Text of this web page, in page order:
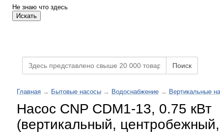
Не знаю что здесь
Искать
Поиск
Главная → Бытовые насосы → Водоснабжение → Вертикальные
Насос CNP CDM1-13, 0.75 кВт
(вертикальный, центробежный,